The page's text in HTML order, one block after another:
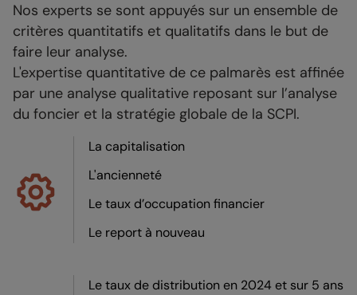
Nos experts se sont appuyés sur un ensemble de
critères quantitatifs et qualitatifs dans le but de
faire leur analyse.
L'expertise quantitative de ce palmarès est affinée
par une analyse qualitative reposant sur l’analyse
du foncier et la stratégie globale de la SCPI.
La capitalisation
L'ancienneté
Le taux d’occupation financier
Le report à nouveau
Le taux de distribution en 2024 et sur 5 ans